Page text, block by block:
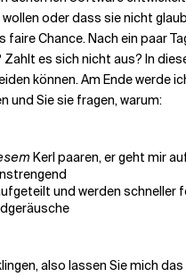
Themen
oder dass sie nicht
faire Chance. Nach ein paar
es sich nicht aus? In
können. Am Ende
und Sie sie fragen, warum:
Kerl paaren, er geht mir
und werden schneller
also lassen Sie mich